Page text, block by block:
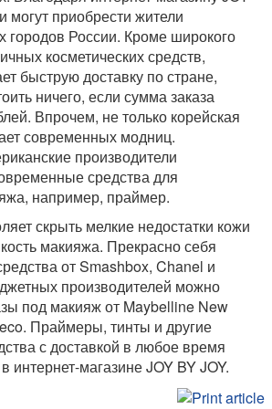
могут приобрести жители
городов России. Кроме широкого
косметических средств,
быструю доставку по стране,
ничего, если сумма заказа
Впрочем, не только корейская
современных модниц.
производители
средства для
например, праймер.
скрыть мелкие недостатки кожи
макияжа. Прекрасно себя
от Smashbox, Chanel и
производителей можно
под макияж от Maybelline New
Праймеры, тинты и другие
с доставкой в любое время
интернет-магазине JOY BY JOY.